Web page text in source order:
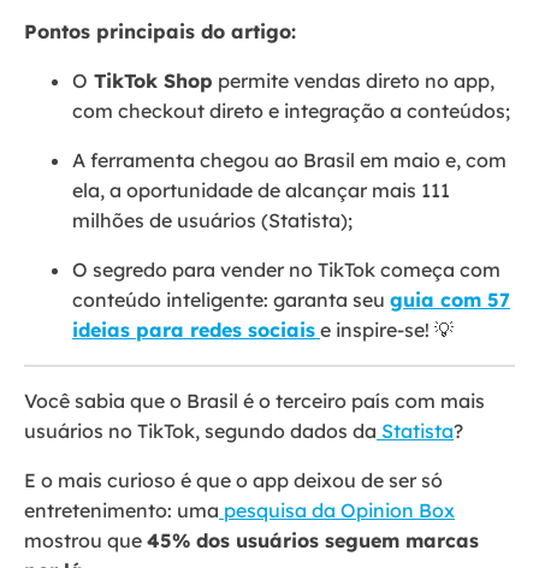
Pontos principais do artigo:
O TikTok Shop permite vendas direto no app,
com checkout direto e integração a conteúdos;
A ferramenta chegou ao Brasil em maio e, com
ela, a oportunidade de alcançar mais 111
milhões de usuários (Statista);
O segredo para vender no TikTok começa com
conteúdo inteligente: garanta seu guia com 57
ideias para redes sociais e inspire-se! 💡
Você sabia que o Brasil é o terceiro país com mais
usuários no TikTok, segundo dados da Statista?
E o mais curioso é que o app deixou de ser só
entretenimento: uma pesquisa da Opinion Box
mostrou que 45% dos usuários seguem marcas